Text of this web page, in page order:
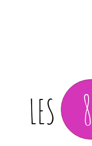
LES